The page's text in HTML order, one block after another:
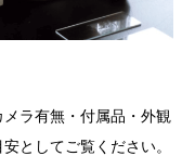
ラ有無・付属品・外観
としてご覧ください。